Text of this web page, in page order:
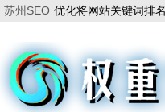
苏州SEO 优化将网站关键词排